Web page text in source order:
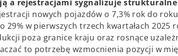
a rejestracjami sygnalizuje
nowych pojazdów o 7,3% rok do
29% w pierwszych trzech kwartałach
poza granice kraju oraz rosnące
to potrzebę wzmocnienia pozycji w